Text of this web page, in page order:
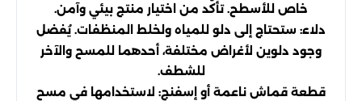
خاص للأسطح. تأكّد من اختيار منتج بيئي وآمن.
دلاء: ستحتاج إلى دلو للمياه ولخلط المنظفات. يُفضل
وجود دلوين لأغراض مختلفة، أحدهما للمسح والآخر
للشطف.
قطعة قماش ناعمة أو إسفنج: لاستخدامها في مسح